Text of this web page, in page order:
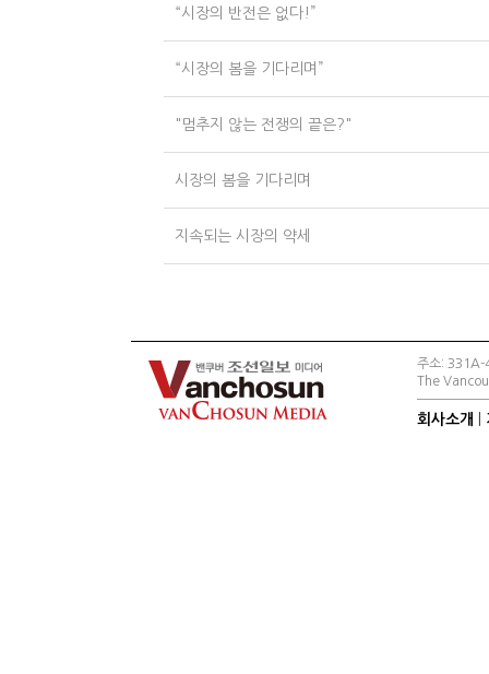
“시장의 반전은 없다!”
“시장의 봄을 기다리며”
"멈추지 않는 전쟁의 끝은?"
시장의 봄을 기다리며
지속되는 시장의 약세
주소:
The
회사소개